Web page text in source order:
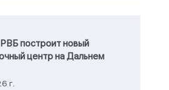
построит новый
центр на Дальнем
г.